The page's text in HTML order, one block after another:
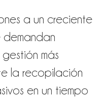
a un creciente
demandan
más
la recopilación
en un tiempo